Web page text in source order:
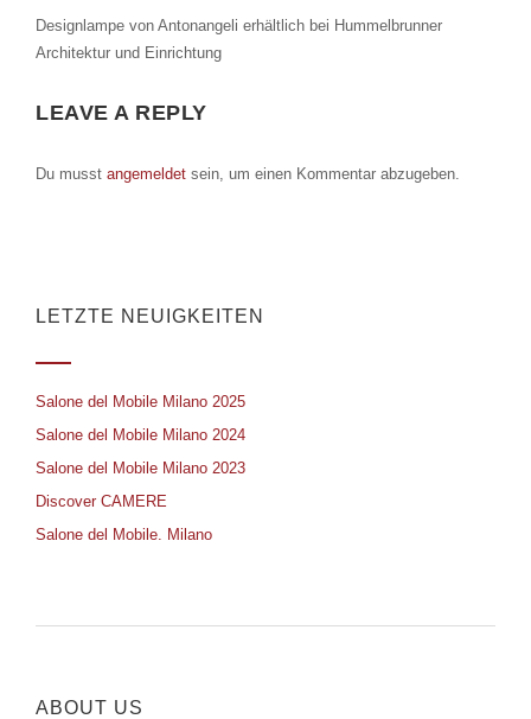
Designlampe von Antonangeli erhältlich bei Hummelbrunner
Architektur und Einrichtung
LEAVE A REPLY
Du musst angemeldet sein, um einen Kommentar abzugeben.
LETZTE NEUIGKEITEN
Salone del Mobile Milano 2025
Salone del Mobile Milano 2024
Salone del Mobile Milano 2023
Discover CAMERE
Salone del Mobile. Milano
ABOUT US